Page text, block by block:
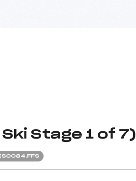
Ski Stage 1 of 7)